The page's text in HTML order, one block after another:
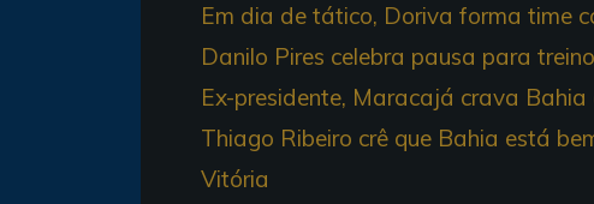
Em dia de tático, Doriva forma time
Danilo Pires celebra pausa para
Ex-presidente, Maracajá crava Bahia
Thiago Ribeiro crê que Bahia está
Vitória